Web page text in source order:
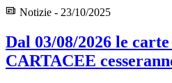
Notizie - 23/10/2025
Dal 03/08/2026 le
CARTACEE